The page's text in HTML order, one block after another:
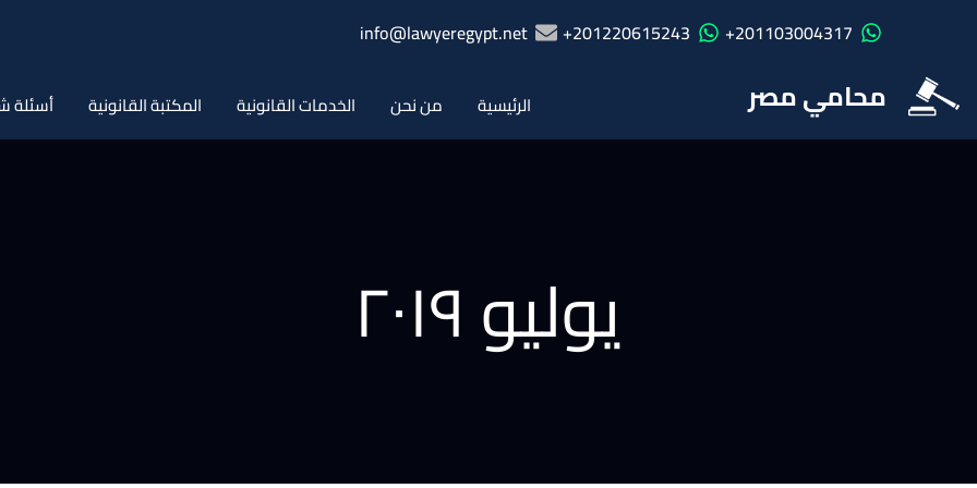
201103004317+
201220615243+
info@lawyeregypt.net
محامي مصر الرئيسية من نحن الخدمات القانونية المكتبة القانونية أسئلة
يوليو ۲۰۱۹